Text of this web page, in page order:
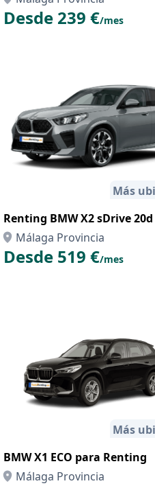
Desde 239 €/mes
Más
Renting BMW X2 sDrive 20d
Málaga Provincia
Desde 519 €/mes
Más
BMW X1 ECO para Renting
Málaga Provincia